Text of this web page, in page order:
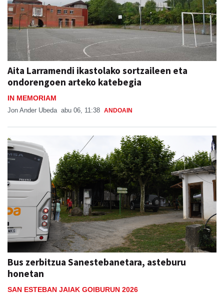
Aita Larramendi ikastolako sortzaileen eta
ondorengoen arteko katebegia
IN MEMORIAM
Jon Ander Ubeda abu 06, 11:38 ANDOAIN
Bus zerbitzua Sanestebanetara, asteburu
honetan
SAN ESTEBAN JAIAK GOIBURUN 2026